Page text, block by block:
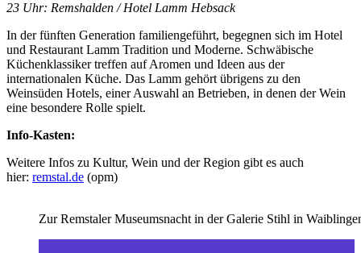
23 Uhr: Remshalden / Hotel Lamm Hebsack
In der fünften Generation familiengeführt, begegnen sich im Hotel
und Restaurant Lamm Tradition und Moderne. Schwäbische
Küchenklassiker treffen auf Aromen und Ideen aus der
internationalen Küche. Das Lamm gehört übrigens zu den
Weinsüden Hotels, einer Auswahl an Betrieben, in denen der Wein
eine besondere Rolle spielt.
Info-Kasten:
Weitere Infos zu Kultur, Wein und der Region gibt es auch
hier: remstal.de (opm)
Zur Remstaler Museumsnacht in der Galerie Stihl in